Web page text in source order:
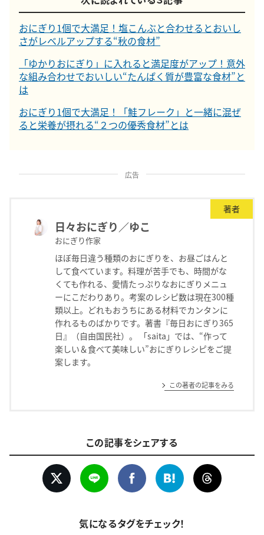
おにぎり1個で大満足！塩こんぶと合わせるとおいし
さがレベルアップする“秋の食材”
「ゆかりおにぎり」に入れると満足度がアップ！意外
な組み合わせでおいしい“たんぱく質が豊富な食材”と
は
おにぎり1個で大満足！「鮭フレーク」と一緒に混ぜ
ると栄養が摂れる“２つの優秀食材”とは
広告
著者
日々おにぎり／ゆこ
おにぎり作家
ほぼ毎日違う種類のおにぎりを、お昼ごはんと
して食べています。料理が苦手でも、時間がな
くても作れる、愛情たっぷりなおにぎりメニュ
ーにこだわりあり。考案のレシピ数は現在300種
類以上。どれもおうちにある材料でカンタンに
作れるものばかりです。著書『毎日おにぎり365
日』（自由国民社）。 「saita」では、“作って
楽しい＆食べて美味しい”おにぎりレシピをご提
案します。
この著者の記事をみる
この記事をシェアする
気になるタグをチェック！